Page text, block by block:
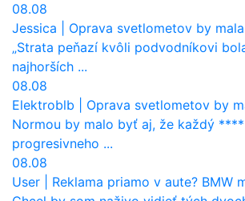
08.08
Jessica
Oprava svetlometov by mala byť normou. Jeden nový
„Strata peňazí kvôli podvodníkovi
najhorších ...
08.08
Elektroblb
Oprava svetlometov by mala byť normou. Jeden
Normou by malo byť aj, že každý
progresivneho ...
08.08
User
Reklama priamo v aute? BMW môže